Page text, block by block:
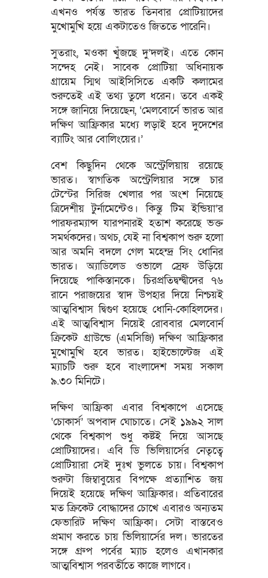
এখনও পর্যন্ত ভারত তিনবার প্রোটিয়াদের
মুখোমুখি হয়ে একটাতেও জিততে পারেনি।
সুতরাং, মওকা খুঁজছে দু’দলই। এতে কোন
সন্দেহ নেই। সাবেক প্রোটিয়া অধিনায়ক
গ্রায়েম স্মিথ আইসিসিতে একটি কলামের
শুরুতেই এই তথ্য তুলে ধরেন। তবে একই
সঙ্গে জানিয়ে দিয়েছেন, ‘মেলবোর্নে ভারত আর
দক্ষিণ আফ্রিকার মধ্যে লড়াই হবে দুদেশের
ব্যাটিং আর বোলিংয়ের।’
বেশ কিছুদিন থেকে অস্ট্রেলিয়ায় রয়েছে
ভারত। স্বাগতিক অস্ট্রেলিয়ার সঙ্গে চার
টেস্টের সিরিজ খেলার পর অংশ নিয়েছে
ত্রিদেশীয় টুর্নামেন্টেও। কিন্তু টিম ইন্ডিয়া’র
পারফরম্যান্স যারপনারই হতাশ করেছে ভক্ত
সমর্থকদের। অথচ, যেই না বিশ্বকাপ শুরু হলো
আর অমনি বদলে গেল মহেন্দ্র সিং ধোনির
ভারত। অ্যাডিলেড ওভালে স্রেফ উড়িয়ে
দিয়েছে পাকিস্তানকে। চিরপ্রতিদ্বন্দ্বীদের ৭৬
রানে পরাজয়ের স্বাদ উপহার দিয়ে নিশ্চয়ই
আত্মবিশ্বাস দ্বিগুণ হয়েছে ধোনি-কোহিলদের।
এই আত্মবিশ্বাস নিয়েই রোববার মেলবোর্ন
ক্রিকেট গ্রাউন্ডে (এমসিজি) দক্ষিণ আফ্রিকার
মুখোমুখি হবে ভারত। হাইভোল্টেজ এই
ম্যাচটি শুরু হবে বাংলাদেশ সময় সকাল
৯.৩০ মিনিটে।
দক্ষিণ আফ্রিকা এবার বিশ্বকাপে এসেছে
‘চোকার্স’ অপবাদ ঘোচাতে। সেই ১৯৯২ সাল
থেকে বিশ্বকাপ শুধু কষ্টই দিয়ে আসছে
প্রোটিয়াদের। এবি ডি ভিলিয়ার্সের নেতৃত্বে
প্রোটিয়ারা সেই দুঃখ ভুলতে চায়। বিশ্বকাপ
শুরুটা জিম্বাবুয়ের বিপক্ষে প্রত্যাশিত জয়
দিয়েই হয়েছে দক্ষিণ আফ্রিকার। প্রতিবারের
মত ক্রিকেট বোদ্ধাদের চোখে এবারও অন্যতম
ফেভারিট দক্ষিণ আফ্রিকা। সেটা বাস্তবেও
প্রমাণ করতে চায় ভিলিয়ার্সের দল। ভারতের
সঙ্গে গ্রুপ পর্বের ম্যাচ হলেও এখানকার
আত্মবিশ্বাস পরবর্তীতে কাজে লাগবে।